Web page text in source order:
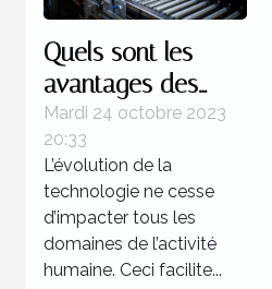
Quels sont les
avantages des
systèmes
d’automatisations ?
Mardi 24 octobre 2023
20:33
L’évolution de la
technologie ne cesse
d’impacter tous les
domaines de l’activité
humaine. Ceci facilite...